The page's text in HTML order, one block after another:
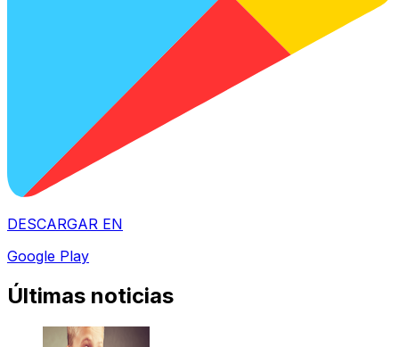
DESCARGAR EN
Google Play
Últimas noticias